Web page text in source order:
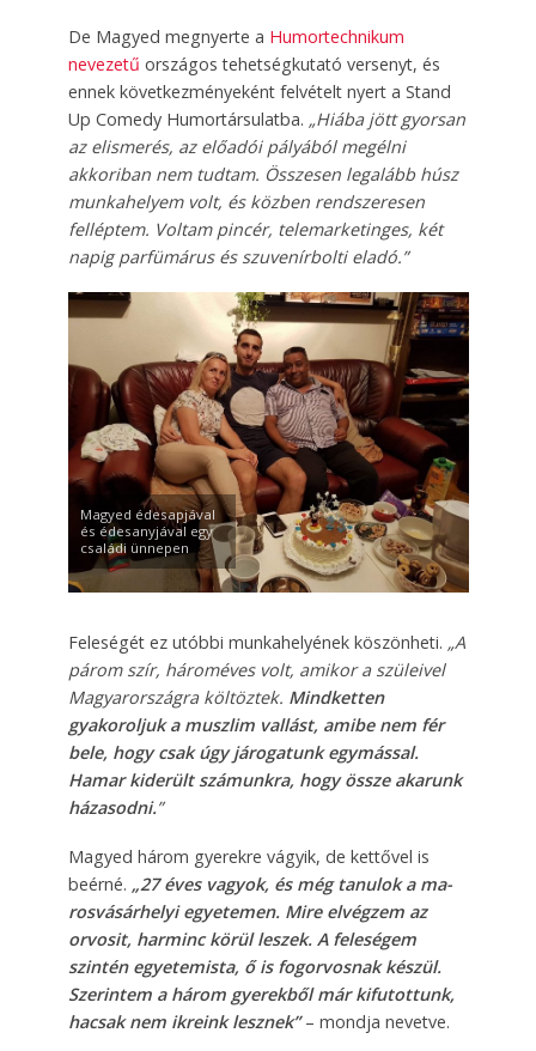
De Magyed megnyerte a Humortechnikum
nevezetű országos tehetségkutató versenyt, és
ennek következményeként felvételt nyert a Stand
Up Comedy Humortársulatba. „Hiába jött gyorsan
az elismerés, az előadói pályából megélni
akkoriban nem tudtam. Összesen legalább húsz
munkahelyem volt, és közben rendszeresen
felléptem. Voltam pincér, telemarketinges, két
napig parfümárus és szuvenírbolti eladó.”
Magyed édesapjával
és édesanyjával egy
családi ünnepen
Feleségét ez utóbbi munkahelyének köszönheti. „A
pá­rom szír, hároméves volt, amikor a szüleivel
Magyarországra költöztek. Mindketten
gyakoroljuk a muszlim vallást, amibe nem fér
bele, hogy csak úgy járogatunk egymással.
Hamar kiderült számunkra, hogy össze akarunk
házasodni.”
Magyed három gyerekre vágyik, de kettővel is
beérné. „27 éves vagyok, és még tanulok a ma­
rosvásárhelyi egyetemen. Mire elvégzem az
orvosit, harminc körül leszek. A feleségem
szintén egyetemista, ő is fogorvosnak készül.
Szerintem a három gyerekből már kifutottunk,
hacsak nem ikreink lesznek”– mondja nevetve.